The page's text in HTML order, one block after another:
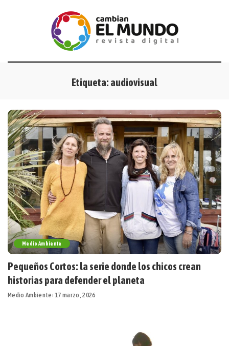
Etiqueta: audiovisual
Medio Ambiente
Pequeños Cortos: la serie donde los chicos crean
historias para defender el planeta
Medio Ambiente 17 marzo, 2026